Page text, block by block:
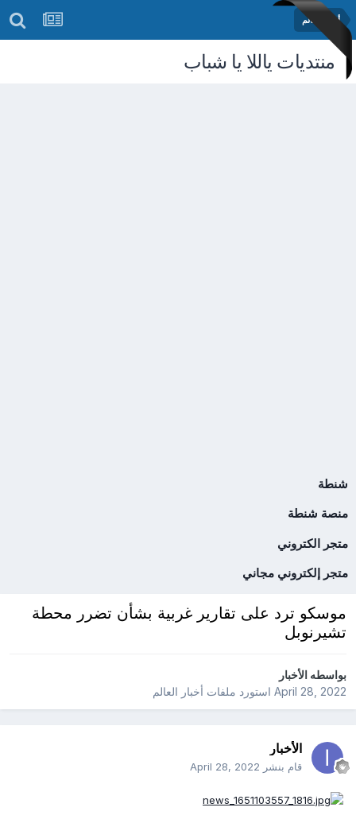
أخبار العالم
منتديات ياللا يا شباب
شنطة
منصة شنطة
متجر الكتروني
متجر إلكتروني مجاني
موسكو ترد على تقارير غربية بشأن تضرر محطة
تشيرنوبل
بواسطهالأخبار
April 28, 2022استورد ملفات أخبار العالم
الأخبار
قام بنشر April 28, 2022